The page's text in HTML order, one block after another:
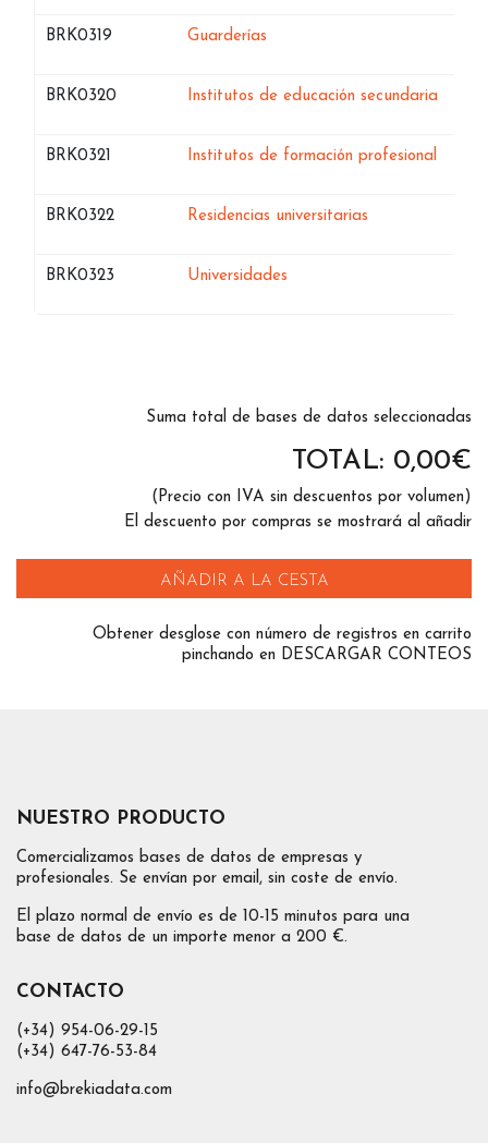
BRK0319 Bases de datos de
Guarderías
BRK0320 Bases de datos de
Institutos de educación secundaria
BRK0321 Bases de datos de
Institutos de formación profesional
BRK0322 Bases de datos de
Residencias universitarias
BRK0323 Bases de datos de
Universidades
Suma total de bases de datos seleccionadas
TOTAL: 0,00€
(Precio con IVA sin descuentos por volumen)
El descuento por compras se mostrará al añadir
AÑADIR A LA CESTA
Obtener desglose con número de registros en carrito
pinchando en DESCARGAR CONTEOS
NUESTRO PRODUCTO
Comercializamos bases de datos de empresas y
profesionales. Se envían por email, sin coste de envío.
El plazo normal de envío es de 10-15 minutos para una
base de datos de un importe menor a 200 €.
CONTACTO
(+34) 954-06-29-15
(+34) 647-76-53-84
info@brekiadata.com